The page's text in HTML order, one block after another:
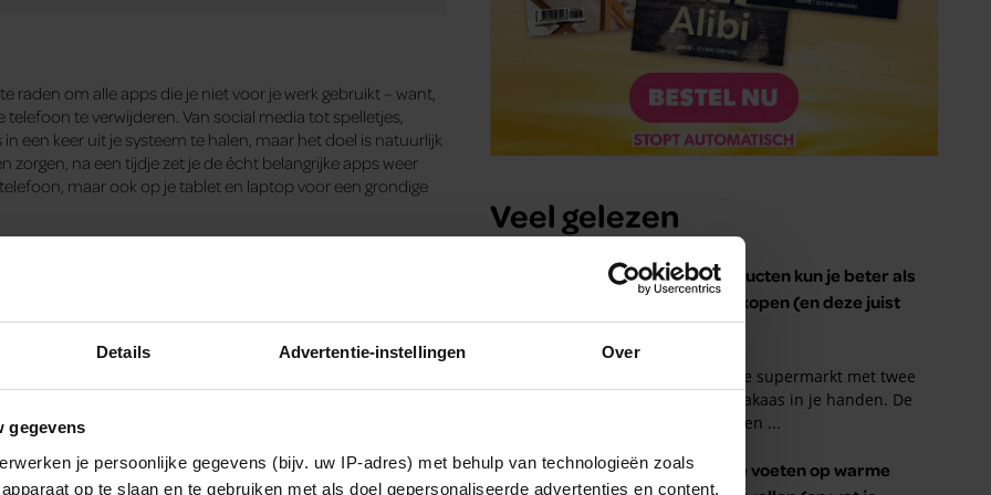
Details Advertentie-instellingen Over
gegevens
je persoonlijke gegevens (bijv. uw IP-adres) met behulp van technologieën zoals
op te slaan en te gebruiken met als doel gepersonaliseerde advertenties en content,
om alle apps die je niet voor je werk gebruikt – want,
telefoon te verwijderen. Van social media tot spelletjes,
een keer uit je systeem te halen, maar het doel is natuurlijk
na een tijdje zet je de écht belangrijke apps weer
maar ook op je tablet en laptop voor een grondige
schoonmaak alle afleidende apps verwijdert en
maar het zal op de lange termijn niet het verschil gaan
je een
snappen best dat je voor sommige beroepen het
laten wennen aan minder online engagement. Is er een
of Instagram meer gebruikt? Zeker. Maar ook geeft